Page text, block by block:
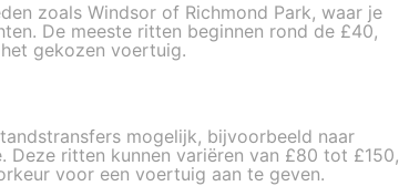
zoals Windsor of Richmond Park, waar je
De meeste ritten beginnen rond de £40,
gekozen voertuig.
mogelijk, bijvoorbeeld naar
ritten kunnen variëren van £80 tot £150,
voor een voertuig aan te geven.